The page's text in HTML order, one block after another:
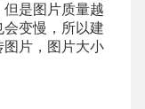
是图片质量越
变慢，所以建
片，图片大小